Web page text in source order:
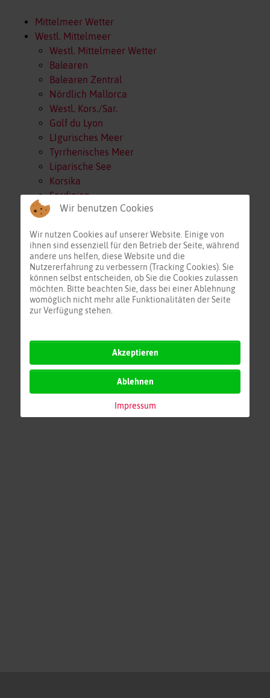
Mittelmeer Wetter
Westl. Mittelmeer
Westl. Mittelmeer Wetter
Balearen
Balearen Zentral
Nördlich Mallorca
Westl. Kors./Sar.
Golf du Lyon
LIgurisches Meer
Tyrrhenisches Meer
Liparische See
Korsika
Sardinien
Sizilien
Alboran
Nördl. Algerien
Nördl. Tunesien
Östl. Tunesien
Span/Bal/Alg
Korsika/Sardinien
Östl. Mittelmeer
Kors/Sar/Tun
Wir benutzen Cookies
Wir nutzen Cookies auf unserer Website. Einige von
ihnen sind essenziell für den Betrieb der Seite, während
andere uns helfen, diese Website und die
Nutzererfahrung zu verbessern (Tracking Cookies). Sie
können selbst entscheiden, ob Sie die Cookies zulassen
möchten. Bitte beachten Sie, dass bei einer Ablehnung
womöglich nicht mehr alle Funktionalitäten der Seite
zur Verfügung stehen.
Akzeptieren
Ablehnen
Impressum